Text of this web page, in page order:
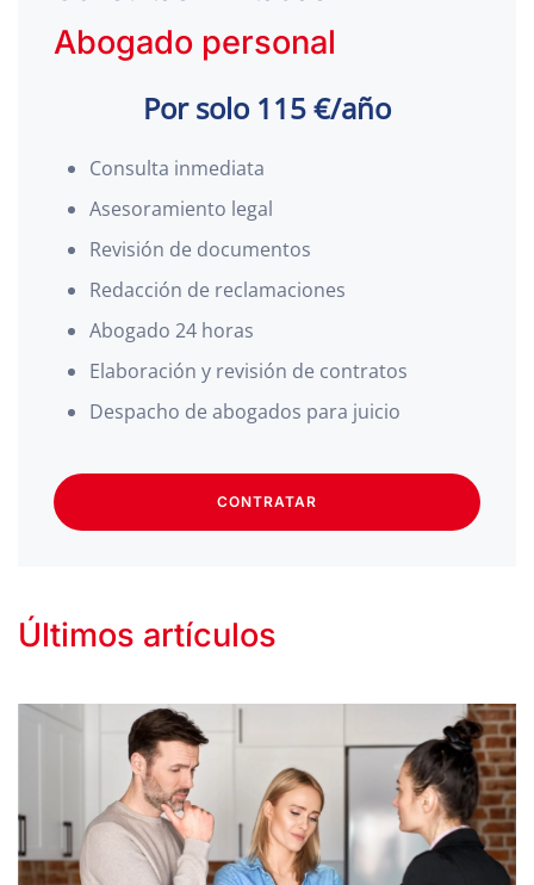
Abogado personal
Por solo 115 €/año
Consulta inmediata
Asesoramiento legal
Revisión de documentos
Redacción de reclamaciones
Abogado 24 horas
Elaboración y revisión de contratos
Despacho de abogados para juicio
CONTRATAR
Últimos artículos